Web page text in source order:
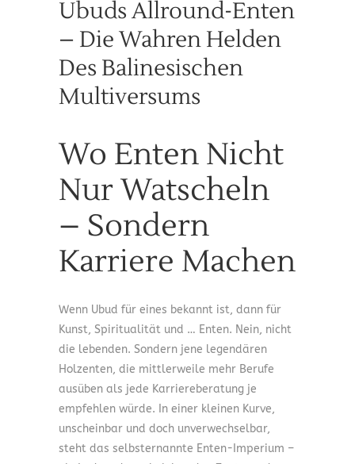
Ubuds Allround-Enten
– Die Wahren Helden
Des Balinesischen
Multiversums
Wo Enten Nicht
Nur Watscheln
– Sondern
Karriere Machen
Wenn Ubud für eines bekannt ist, dann für
Kunst, Spiritualität und … Enten. Nein, nicht
die lebenden. Sondern jene legendären
Holzenten, die mittlerweile mehr Berufe
ausüben als jede Karriereberatung je
empfehlen würde. In einer kleinen Kurve,
unscheinbar und doch unverwechselbar,
steht das selbsternannte Enten-Imperium –